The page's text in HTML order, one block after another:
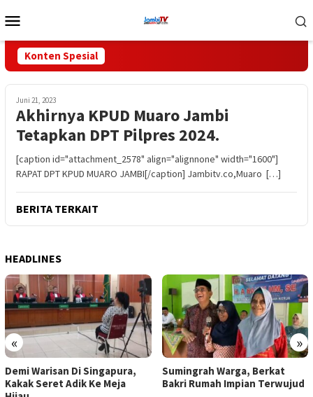
ke
Mobile
Konten Spesial
Juni 21, 2023
Akhirnya KPUD Muaro Jambi
Tetapkan DPT Pilpres 2024.
[caption id="attachment_2578" align="alignnone" width="1600"]
RAPAT DPT KPUD MUARO JAMBI[/caption] Jambitv.co,Muaro […]
BERITA TERKAIT
HEADLINES
« »
Sumingrah Warga, Berkat
Bakri Rumah Impian Terwujud
Satu Lagi Jemaah Haji Asal
Tebo Meninggal Dunia